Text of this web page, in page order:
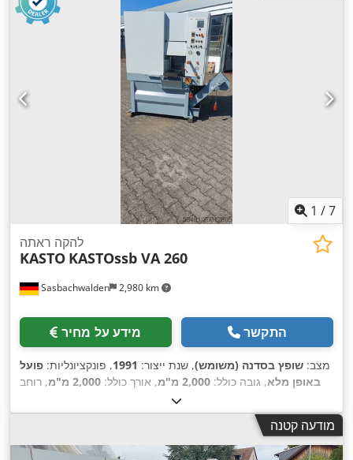
1 /7
Sasbachwalden 2,980 km
להקה ראתה
KASTO KASTOssb VA 260
מידע על מחיר התקשר
מצב: שופץ בסדנה (משומש), שנת ייצור: 1991, פונקציונליות: פועל
באופן מלא, גובה כולל: 2,000 מ"מ , אורך כולל: 2,000 מ"מ
, רוחב
, אורך להב מסור סרט:
המסור:41 מ"מ ,
מודעה קטנה